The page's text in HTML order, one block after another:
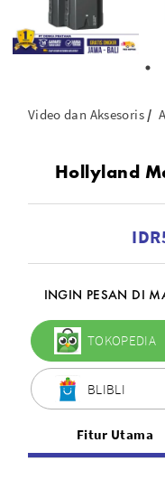
Video dan Aksesoris
Hollyland
INGIN PESAN DI
TOKOPEDIA
BLIBLI
Fitur Utama